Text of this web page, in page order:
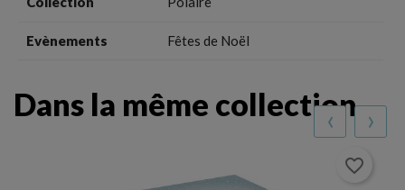
Evènements Fêtes de Noël
Dans la même collection
favorite_border
‹ ›